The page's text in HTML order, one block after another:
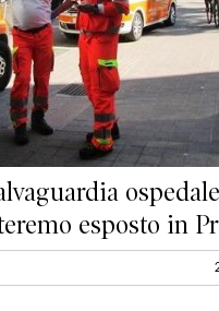
esposto in